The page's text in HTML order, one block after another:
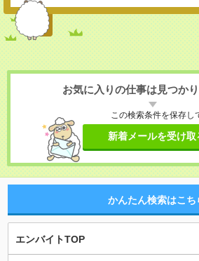
お気に入りの仕事は見つか
この検索条件を保存し
新着メールを受け取
かんたん検索はこち
エンバイトTOP